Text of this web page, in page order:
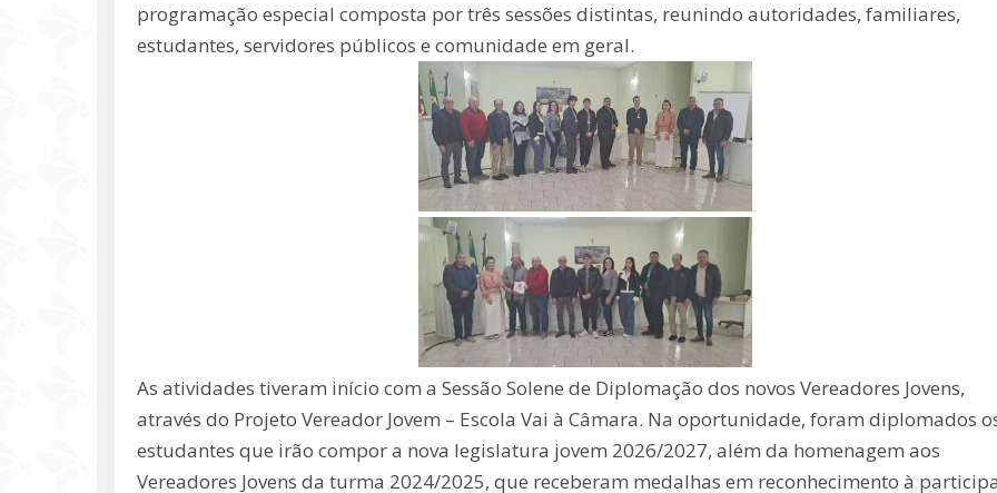
programação especial composta por três sessões distintas, reunindo autoridades, familiares,
estudantes, servidores públicos e comunidade em geral.
As atividades tiveram início com a Sessão Solene de Diplomação dos novos Vereadores Jovens,
através do Projeto Vereador Jovem – Escola Vai à Câmara. Na oportunidade, foram diplomados
estudantes que irão compor a nova legislatura jovem 2026/2027, além da homenagem aos
Vereadores Jovens da turma 2024/2025, que receberam medalhas em reconhecimento à